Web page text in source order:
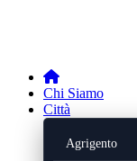
Chi Siamo
Città
Agrigento